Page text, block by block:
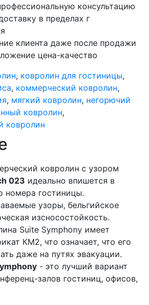
консультацию
в пределах г
клиента даже после продажи
цена-качество
, ковролин для гостиницы,
, коммерческий ковролин,
, мягкий ковролин, негорючий
ковролин,
ковролин
ковролин с узором
023 идеально впишется в
номера гостиницы.
узоры, бельгийское
изсносостойкость.
Suite Symphony имеет
КМ2, что означает, что его
даже на путях эвакуации.
- это лучший вариант
залов гостиниц, офисов,